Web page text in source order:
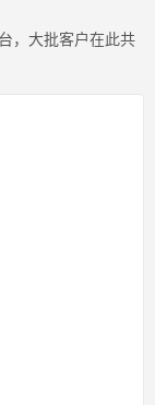
，大批客户在此共